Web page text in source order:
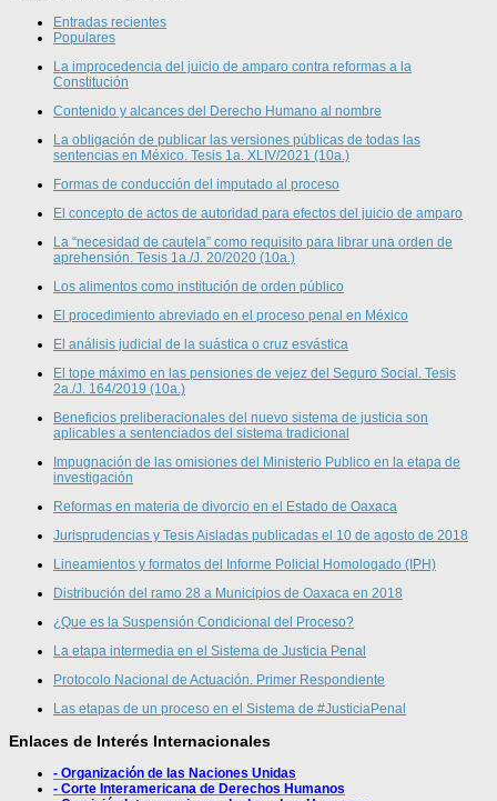
Entradas recientes
Populares
La improcedencia del juicio de amparo contra reformas a la
Constitución
Contenido y alcances del Derecho Humano al nombre
La obligación de publicar las versiones públicas de todas las
sentencias en México. Tesis 1a. XLIV/2021 (10a.)
Formas de conducción del imputado al proceso
El concepto de actos de autoridad para efectos del juicio de amparo
La “necesidad de cautela” como requisito para librar una orden de
aprehensión. Tesis 1a./J. 20/2020 (10a.)
Los alimentos como institución de orden público
El procedimiento abreviado en el proceso penal en México
El análisis judicial de la suástica o cruz esvástica
El tope máximo en las pensiones de vejez del Seguro Social. Tesis
2a./J. 164/2019 (10a.)
Beneficios preliberacionales del nuevo sistema de justicia son
aplicables a sentenciados del sistema tradicional
Impugnación de las omisiones del Ministerio Publico en la etapa de
investigación
Reformas en materia de divorcio en el Estado de Oaxaca
Jurisprudencias y Tesis Aisladas publicadas el 10 de agosto de 2018
Lineamientos y formatos del Informe Policial Homologado (IPH)
Distribución del ramo 28 a Municipios de Oaxaca en 2018
¿Que es la Suspensión Condicional del Proceso?
La etapa intermedia en el Sistema de Justicia Penal
Protocolo Nacional de Actuación. Primer Respondiente
Las etapas de un proceso en el Sistema de #JusticiaPenal
Enlaces de Interés Internacionales
- Organización de las Naciones Unidas
- Corte Interamericana de Derechos Humanos